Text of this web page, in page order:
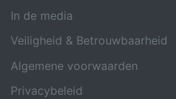
In de media
Veiligheid & Betrouwbaarheid
Algemene voorwaarden
Privacybeleid